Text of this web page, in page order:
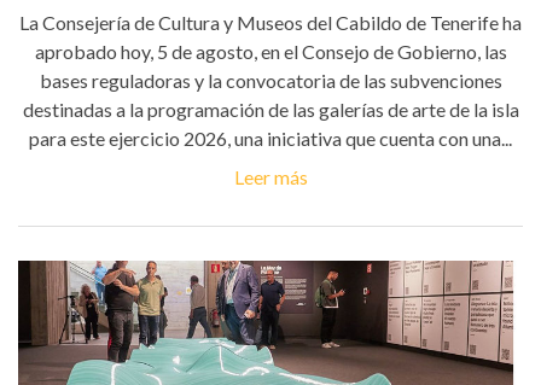
La Consejería de Cultura y Museos del Cabildo de Tenerife ha
aprobado hoy, 5 de agosto, en el Consejo de Gobierno, las
bases reguladoras y la convocatoria de las subvenciones
destinadas a la programación de las galerías de arte de la isla
para este ejercicio 2026, una iniciativa que cuenta con una...
Leer más